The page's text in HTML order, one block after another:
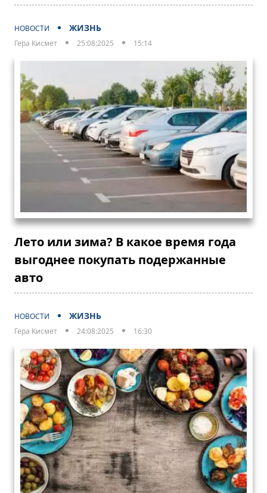
НОВОСТИ ЖИЗНЬ
Гера Кисмет 25:08:2025 15:14
Лето или зима? В какое время года
выгоднее покупать подержанные
авто
НОВОСТИ ЖИЗНЬ
Гера Кисмет 24:08:2025 16:30